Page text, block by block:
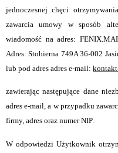
jednoczesnej chęci
zawarcia umowy w sposób
wiadomość na adres:
Adres: Stobierna 749A 36-002
lub pod adres adres e-mail:
zawierając następujące dane
adres e-mail, a w przypadku
firmy, adres oraz numer NIP.
W odpowiedzi Użytkownik